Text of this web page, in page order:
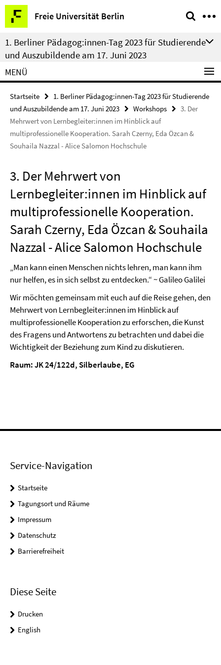
Springe
direkt
zu
Inhalt
Freie Universität Berlin
Service-
Navigation
1. Berliner Pädagog:innen-Tag 2023 für Studierende
und Auszubildende am 17. Juni 2023
MENÜ
Startseite
1. Berliner Pädagog:innen-Tag 2023 für Studierende
und Auszubildende am 17. Juni 2023
Workshops
3. Der
Mehrwert von Lernbegleiter:innen im Hinblick auf
multiprofessionelle Kooperation. Sarah Czerny, Eda Özcan &
Souhaila Nazzal - Alice Salomon Hochschule
3. Der Mehrwert von
Lernbegleiter:innen im Hinblick auf
multiprofessionelle Kooperation.
Sarah Czerny, Eda Özcan & Souhaila
Nazzal - Alice Salomon Hochschule
„Man kann einen Menschen nichts lehren, man kann ihm
nur helfen, es in sich selbst zu entdecken.“ ~ Galileo Galilei
Wir möchten gemeinsam mit euch auf die Reise gehen, den
Mehrwert von Lernbegleiter:innen im Hinblick auf
multiprofessionelle Kooperation zu erforschen, die Kunst
des Fragens und Antwortens zu betrachten und dabei die
Wichtigkeit der Beziehung zum Kind zu diskutieren.
Raum: JK 24/122d, Silberlaube, EG
Service-Navigation
Startseite
Tagungsort und Räume
Impressum
Datenschutz
Barrierefreiheit
Diese Seite
Drucken
English